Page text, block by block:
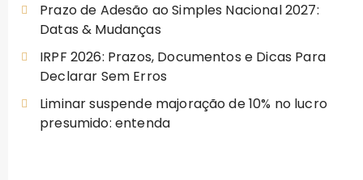
Prazo de Adesão ao Simples Nacional 2027:
Datas & Mudanças
IRPF 2026: Prazos, Documentos e Dicas Para
Declarar Sem Erros
Liminar suspende majoração de 10% no lucro
presumido: entenda